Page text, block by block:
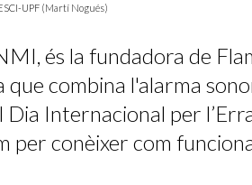
UPF (Martí Nogués)
és la fundadora de
que combina l'alarma
Internacional per
per conèixer com